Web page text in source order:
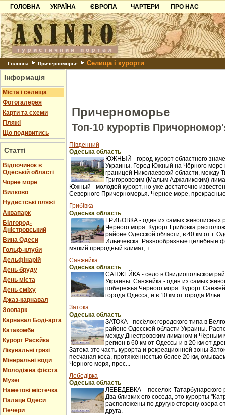
ГОЛОВНА
УКРАЇНА
Карпати
Азов
Причорноморря
Шацьк
ЄВРОПА
Чорногорія
Хорватія
Болгарія
Албанія
ЧАРТЕРИ
ПРО НАС
Контакти
Партнерам
Додати готель
Головна Причерноморье Селища і курорти
Інформація
Міста і селища
Фотогалерея
Карти та схеми
Пляжі
Що подивитись
Статті
Відпочинок в
Одеській області
Чорне море
Вилково
Нудистські пляжі
Аквапарк
Білгород-
Дністровський
Вина Одеси
Гольф-клуби
Дельфінарій
День бруду
День міста
День сміху
Джаз-карнавал
Зоопарк
Карнавал Боді-арта
Катакомби
Курорт Расєйка
Лікувальні грязі
Мінеральні води
Молодіжна фієста
Музеї
Наметові містечка
Палаци Одеси
Печери
Причерноморье
Топ-10 курортів
Південний
Одеська область
ЮЖНЫЙ - город-курорт областного
Украины. Город Южный на Чёрного море
границей Николаевской области, между
Григоровским (Малым Аджаликским)
Южный - молодой курорт, но уже достаточно
Северного Причерноморья. Черное море,
Грибівка
Одеська область
ГРИБОВКА - один из самых живописных
Черного моря. Курорт Грибовка
районе Одесской области, в 40 км от г.
Ильичевска. Разнообразные целебные
мягкий природный климат, т...
Санжейка
Одеська область
САНЖЕЙКА - село в Овидиопольском
Украины. Санжейка - один из самых
побережья Черного моря. Курорт
города Одесса, и в 10 км от города Ильи...
Затока
Одеська область
ЗАТОКА - посёлок городского типа в
районе Одесской области Украины.
между Днестровским лиманом и Чёрным
регион в 60 км от Одессы и в 20 км от
Затока это часть курорта и рекреационной зоны
песчаная коса, протяженностью более 20 км,
Черного моря, прес...
Лебедівка
Одеська область
ЛЕБЕДЕВКА – поселок Татарбунарского
Два близких его соседа, это курорты
расположены по другую сторону озера
друга.